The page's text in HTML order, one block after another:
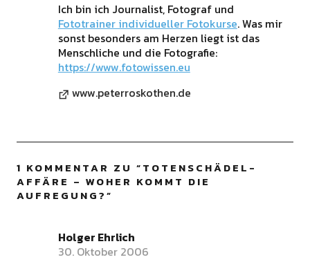
Ich bin ich Journalist, Fotograf und
Fototrainer individueller Fotokurse. Was mir
sonst besonders am Herzen liegt ist das
Menschliche und die Fotografie:
https://www.fotowissen.eu
www.peterroskothen.de
1 KOMMENTAR ZU “TOTENSCHÄDEL-
AFFÄRE – WOHER KOMMT DIE
AUFREGUNG?”
Holger Ehrlich
30. Oktober 2006